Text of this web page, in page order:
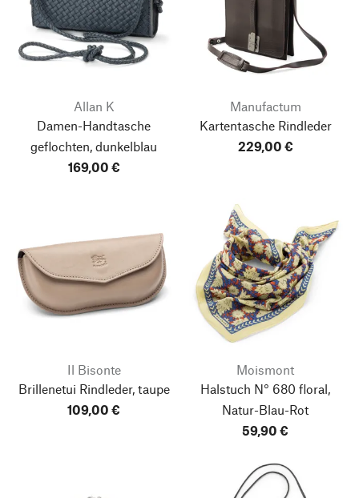
Allan K
Damen-Handtasche
geflochten, dunkelblau
169,00 €
Manufactum
Kartentasche Rindleder
229,00 €
Il Bisonte
Brillenetui Rindleder, taupe
109,00 €
Moismont
Halstuch N° 680 floral,
Natur-Blau-Rot
59,90 €